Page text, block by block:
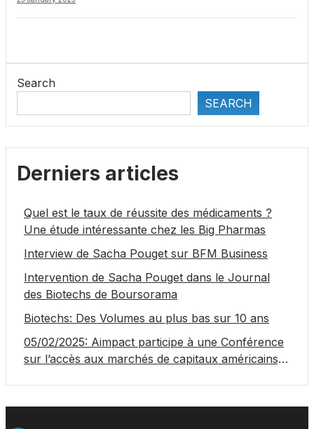
Search
SEARCH
Derniers articles
Quel est le taux de réussite des médicaments ?
Une étude intéressante chez les Big Pharmas
Interview de Sacha Pouget sur BFM Business
Intervention de Sacha Pouget dans le Journal
des Biotechs de Boursorama
Biotechs: Des Volumes au plus bas sur 10 ans
05/02/2025: Aimpact participe à une Conférence
sur l’accès aux marchés de capitaux américains,